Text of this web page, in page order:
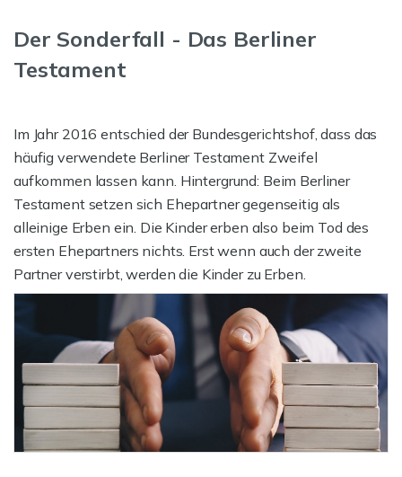
Der Sonderfall - Das Berliner
Testament
Im Jahr 2016 entschied der Bundesgerichtshof, dass das
häufig verwendete Berliner Testament Zweifel
aufkommen lassen kann. Hintergrund: Beim Berliner
Testament setzen sich Ehepartner gegenseitig als
alleinige Erben ein. Die Kinder erben also beim Tod des
ersten Ehepartners nichts. Erst wenn auch der zweite
Partner verstirbt, werden die Kinder zu Erben.